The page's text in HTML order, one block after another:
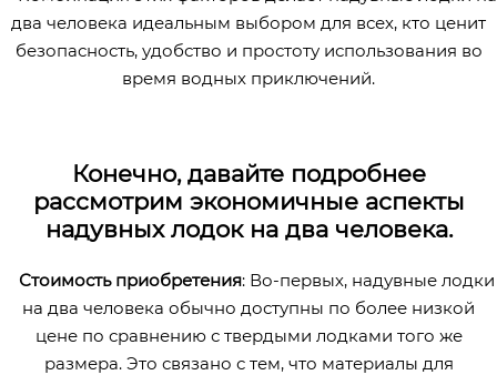
два человека идеальным выбором для всех, кто ценит
безопасность, удобство и простоту использования во
время водных приключений.
Конечно, давайте подробнее
рассмотрим экономичные аспекты
надувных лодок на два человека.
Стоимость приобретения: Во-первых, надувные лодки
на два человека обычно доступны по более низкой
цене по сравнению с твердыми лодками того же
размера. Это связано с тем, что материалы для